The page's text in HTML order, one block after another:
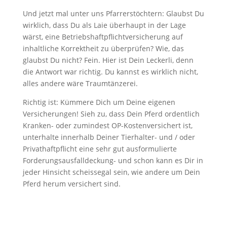
Und jetzt mal unter uns Pfarrerstöchtern: Glaubst Du
wirklich, dass Du als Laie überhaupt in der Lage
wärst, eine Betriebshaftpflichtversicherung auf
inhaltliche Korrektheit zu überprüfen? Wie, das
glaubst Du nicht? Fein. Hier ist Dein Leckerli, denn
die Antwort war richtig. Du kannst es wirklich nicht,
alles andere wäre Traumtänzerei.
Richtig ist: Kümmere Dich um Deine eigenen
Versicherungen! Sieh zu, dass Dein Pferd ordentlich
Kranken- oder zumindest OP-Kostenversichert ist,
unterhalte innerhalb Deiner Tierhalter- und / oder
Privathaftpflicht eine sehr gut ausformulierte
Forderungsausfalldeckung- und schon kann es Dir in
jeder Hinsicht scheissegal sein, wie andere um Dein
Pferd herum versichert sind.